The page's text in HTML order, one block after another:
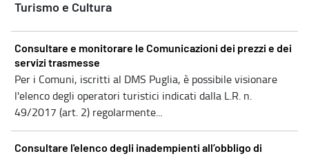
Turismo e Cultura
Consultare e monitorare le Comunicazioni dei prezzi e dei
servizi trasmesse
Per i Comuni, iscritti al DMS Puglia, è possibile visionare
l'elenco degli operatori turistici indicati dalla L.R. n.
49/2017 (art. 2) regolarmente...
Consultare l'elenco degli inadempienti all’obbligo di